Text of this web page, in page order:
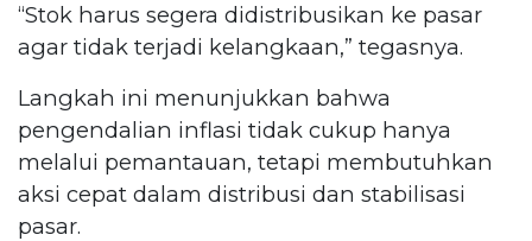
“Stok harus segera didistribusikan ke pasar
agar tidak terjadi kelangkaan,” tegasnya.
Langkah ini menunjukkan bahwa
pengendalian inflasi tidak cukup hanya
melalui pemantauan, tetapi membutuhkan
aksi cepat dalam distribusi dan stabilisasi
pasar.